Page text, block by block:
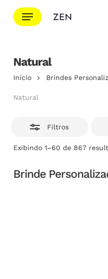
para
principal
Menu
Cotação
Natural
Início Brindes
Natural
Filtros
Exibindo 1–60 de 867
Brinde